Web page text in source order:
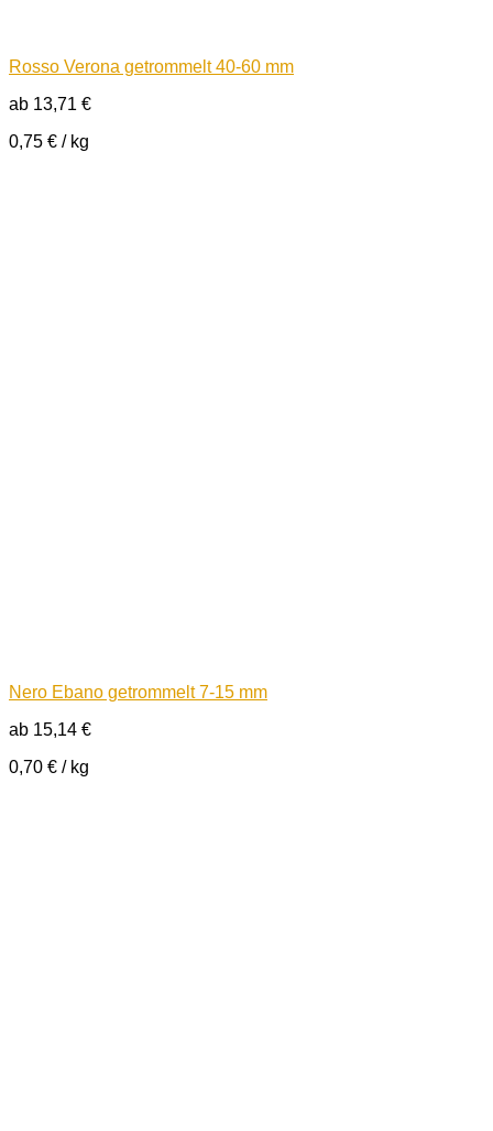
Rosso Verona getrommelt 40-60 mm
ab 13,71 €
0,75 € / kg
Nero Ebano getrommelt 7-15 mm
ab 15,14 €
0,70 € / kg